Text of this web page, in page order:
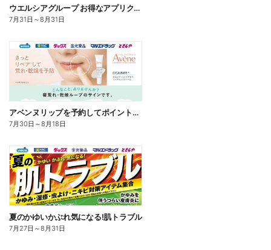
ウエルシアグループ お得なアプリクーポン
7月31日 ～8月31日
アベンヌリップを予約してポイントゲット!
7月30日 ～8月18日
夏のかゆいかぶれ気になる!肌トラブル
7月27日 ～8月31日